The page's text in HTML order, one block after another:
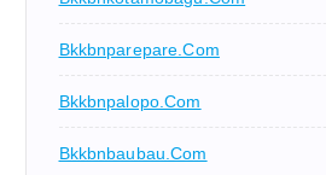
Bkkbnparepare.com
Bkkbnpalopo.com
Bkkbnbaubau.com